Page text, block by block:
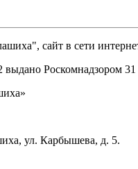
сайт в сети
Роскомнадзором 31
ул. Карбышева, д. 5.